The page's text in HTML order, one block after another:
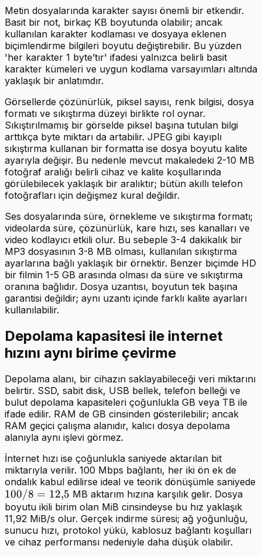
Metin dosyalarında karakter sayısı önemli bir etkendir.
Basit bir not, birkaç KB boyutunda olabilir; ancak
kullanılan karakter kodlaması ve dosyaya eklenen
biçimlendirme bilgileri boyutu değiştirebilir. Bu yüzden
'her karakter 1 byte’tır' ifadesi yalnızca belirli basit
karakter kümeleri ve uygun kodlama varsayımları altında
yaklaşık bir anlatımdır.
Görsellerde çözünürlük, piksel sayısı, renk bilgisi, dosya
formatı ve sıkıştırma düzeyi birlikte rol oynar.
Sıkıştırılmamış bir görselde piksel başına tutulan bilgi
arttıkça byte miktarı da artabilir. JPEG gibi kayıplı
sıkıştırma kullanan bir formatta ise dosya boyutu kalite
ayarıyla değişir. Bu nedenle mevcut makaledeki 2-10 MB
fotoğraf aralığı belirli cihaz ve kalite koşullarında
görülebilecek yaklaşık bir aralıktır; bütün akıllı telefon
fotoğrafları için değişmez kural değildir.
Ses dosyalarında süre, örnekleme ve sıkıştırma formatı;
videolarda süre, çözünürlük, kare hızı, ses kanalları ve
video kodlayıcı etkili olur. Bu sebeple 3-4 dakikalık bir
MP3 dosyasının 3-8 MB olması, kullanılan sıkıştırma
ayarlarına bağlı yaklaşık bir örnektir. Benzer biçimde HD
bir filmin 1-5 GB arasında olması da süre ve sıkıştırma
oranına bağlıdır. Dosya uzantısı, boyutun tek başına
garantisi değildir; aynı uzantı içinde farklı kalite ayarları
kullanılabilir.
Depolama kapasitesi ile internet
hızını aynı birime çevirme
Depolama alanı, bir cihazın saklayabileceği veri miktarını
belirtir. SSD, sabit disk, USB bellek, telefon belleği ve
bulut depolama kapasiteleri çoğunlukla GB veya TB ile
ifade edilir. RAM de GB cinsinden gösterilebilir; ancak
RAM geçici çalışma alanıdır, kalıcı dosya depolama
alanıyla aynı işlevi görmez.
İnternet hızı ise çoğunlukla saniyede aktarılan bit
miktarıyla verilir. 100 Mbps bağlantı, her iki ön ek de
ondalık kabul edilirse ideal ve teorik dönüşümle saniyede
100 /
8 =
12{,}5
100/8 = 12,5 MB aktarım hızına karşılık gelir. Dosya
boyutu ikili birim olan MiB cinsindeyse bu hız yaklaşık
11,92 MiB/s olur. Gerçek indirme süresi; ağ yoğunluğu,
sunucu hızı, protokol yükü, kablosuz bağlantı koşulları
ve cihaz performansı nedeniyle daha düşük olabilir.